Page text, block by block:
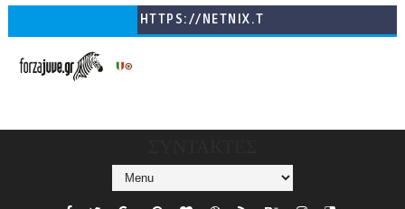
HTTPS://NETNIX.T